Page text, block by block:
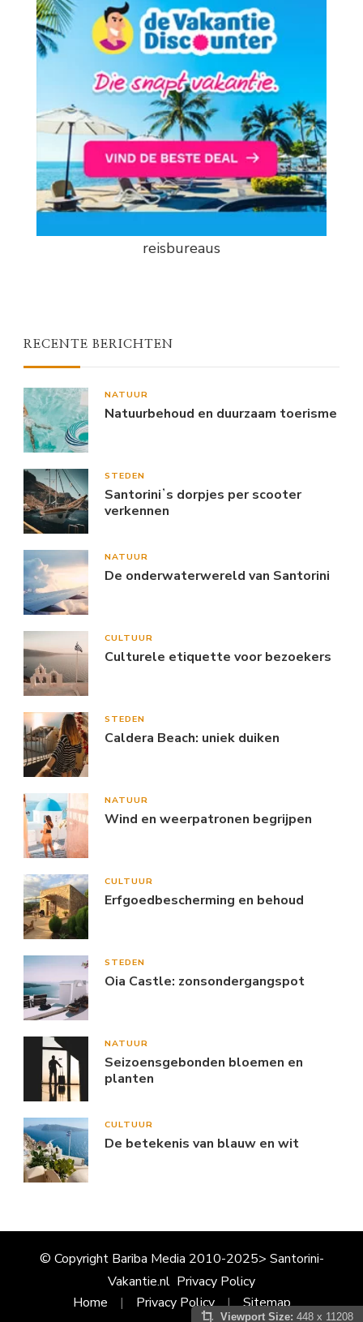
reisbureaus
RECENTE BERICHTEN
NATUUR
Natuurbehoud en duurzaam toerisme
STEDEN
Santoriniʼs dorpjes per scooter
verkennen
NATUUR
De onderwaterwereld van Santorini
CULTUUR
Culturele etiquette voor bezoekers
STEDEN
Caldera Beach: uniek duiken
NATUUR
Wind en weerpatronen begrijpen
CULTUUR
Erfgoedbescherming en behoud
STEDEN
Oia Castle: zonsondergangspot
NATUUR
Seizoensgebonden bloemen en
planten
CULTUUR
De betekenis van blauw en wit
© Copyright Bariba Media 2010-2025> Santorini-
Vakantie.nl Privacy Policy
Home
Privacy Policy Sitemap
Viewport Size: 448 x 11208